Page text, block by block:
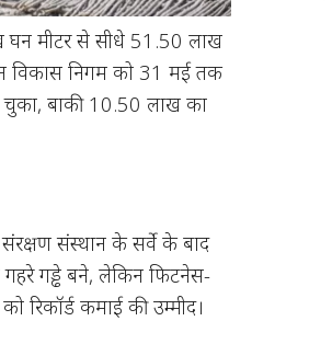
घन मीटर से सीधे 51.50 लाख
विकास निगम को 31 मई तक
चुका, बाकी 10.50 लाख का
संस्थान के सर्वे के बाद
गड्ढे बने, लेकिन फिटनेस-
रिकॉर्ड कमाई की उम्मीद।